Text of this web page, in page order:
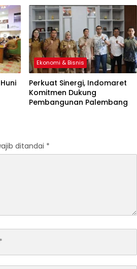
Ekonomi & Bisnis
Perkuat Sinergi, Indomaret
Komitmen Dukung
Pembangunan Palembang
ditandai *